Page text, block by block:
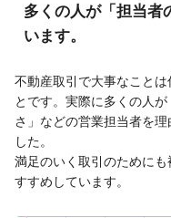
多くの人が「担当者
います。
不動産取引で大事なこと
とです。実際に多くの人
さ」などの営業担当者を
した。
満足のいく取引のために
すすめしています。